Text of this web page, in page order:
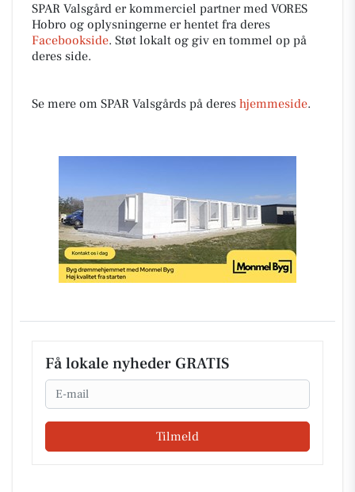
SPAR Valsgård er kommerciel partner med VORES
Hobro og oplysningerne er hentet fra deres
Facebookside. Støt lokalt og giv en tommel op på
deres side.
Se mere om SPAR Valsgårds på deres hjemmeside.
Få lokale nyheder GRATIS
Email
Tilmeld